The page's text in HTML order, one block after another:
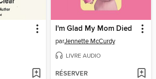
I'm Glad My Mom Died
parJennette McCurdy
LIVRE AUDIO
RÉSERVER